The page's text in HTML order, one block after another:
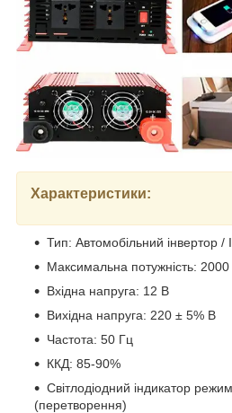
Характеристики:
Тип: Автомобільний інвертор /
Максимальна потужність: 2000
Вхідна напруга: 12 В
Вихідна напруга: 220 ± 5% В
Частота: 50 Гц
ККД: 85-90%
Світлодіодний індикатор
(перетворення)